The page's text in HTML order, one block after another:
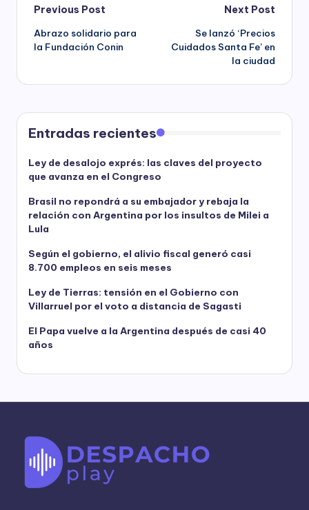
Post
navigation
Previous Post
Abrazo solidario para
la Fundación Conin
Next Post
Se lanzó ‘Precios
Cuidados Santa Fe’ en
la ciudad
Entradas recientes
Ley de desalojo exprés: las claves del proyecto
que avanza en el Congreso
Brasil no repondrá a su embajador y rebaja la
relación con Argentina por los insultos de Milei a
Lula
Según el gobierno, el alivio fiscal generó casi
8.700 empleos en seis meses
Ley de Tierras: tensión en el Gobierno con
Villarruel por el voto a distancia de Sagasti
El Papa vuelve a la Argentina después de casi 40
años